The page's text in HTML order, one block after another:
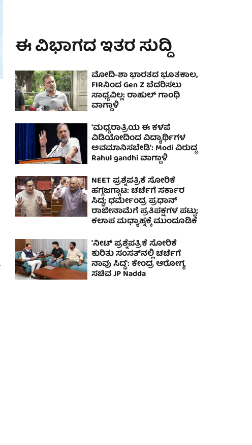
ಈ ವಿಭಾಗದ ಇತರ ಸುದ್ದಿ
ಮೋದಿ-ಶಾ ಭಾರತದ ಭೂತಕಾಲ,
FIRನಿಂದ Gen Z ಬೆದರಿಸಲು
ಸಾಧ್ಯವಿಲ್ಲ: ರಾಹುಲ್ ಗಾಂಧಿ
ವಾಗ್ದಾಳಿ
'ಮಧ್ಯರಾತ್ರಿಯ ಈ ಕಳಪೆ
ವಿಡಿಯೋದಿಂದ ವಿದ್ಯಾರ್ಥಿಗಳ
ಅವಮಾನಿಸಬೇಡಿ': Modi ವಿರುದ್ಧ
Rahul gandhi ವಾಗ್ದಾಳಿ
NEET ಪ್ರಶ್ನೆಪತ್ರಿಕೆ ಸೋರಿಕೆ
ಹಗ್ಗಜಗ್ಗಾಟ: ಚರ್ಚೆಗೆ ಸರ್ಕಾರ
ಸಿದ್ಧ; ಧರ್ಮೇಂದ್ರ ಪ್ರಧಾನ್
ರಾಜೀನಾಮೆಗೆ ಪ್ರತಿಪಕ್ಷಗಳ ಪಟ್ಟು;
ಕಲಾಪ ಮಧ್ಯಾಹ್ನಕ್ಕೆ ಮುಂದೂಡಿಕೆ
'ನೀಟ್‌ ಪ್ರಶ್ನೆಪತ್ರಿಕೆ ಸೋರಿಕೆ
ಕುರಿತು ಸಂಸತ್‌ನಲ್ಲಿ ಚರ್ಚೆಗೆ
ನಾವು ಸಿದ್ಧ': ಕೇಂದ್ರ ಆರೋಗ್ಯ
ಸಚಿವ JP Nadda